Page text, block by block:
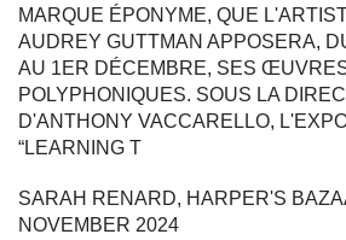
MARQUE ÉPONYME, QUE
AUDREY GUTTMAN APPOSERA,
AU 1ER DÉCEMBRE, SES
POLYPHONIQUES. SOUS LA
D'ANTHONY VACCARELLO,
“LEARNING T
SARAH RENARD, HARPER'S
NOVEMBER 2024